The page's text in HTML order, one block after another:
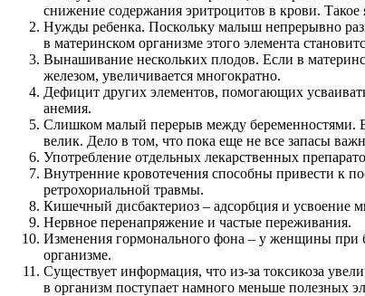
снижение содержания эритроцитов в крови.
Нужды ребенка. Поскольку малыш непрерывно
в материнском организме этого элемента
Вынашивание нескольких плодов. Если в
железом, увеличивается многократно.
Дефицит других элементов, помогающих
анемия.
Слишком малый перерыв между беременностями.
велик. Дело в том, что пока еще не все запасы
Употребление отдельных лекарственных
Внутренние кровотечения способны привести к
ретрохориальной травмы.
Кишечный дисбактериоз – адсорбция и усвоение
Нервное перенапряжение и частые переживания.
Изменения гормонального фона – у женщины при
организме.
Существует информация, что из-за токсикоза
в организм поступает намного меньше полезных